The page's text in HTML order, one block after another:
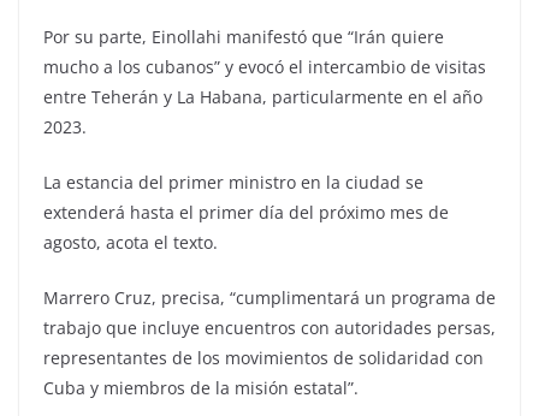
Por su parte, Einollahi manifestó que “Irán quiere
mucho a los cubanos” y evocó el intercambio de visitas
entre Teherán y La Habana, particularmente en el año
2023.
La estancia del primer ministro en la ciudad se
extenderá hasta el primer día del próximo mes de
agosto, acota el texto.
Marrero Cruz, precisa, “cumplimentará un programa de
trabajo que incluye encuentros con autoridades persas,
representantes de los movimientos de solidaridad con
Cuba y miembros de la misión estatal”.